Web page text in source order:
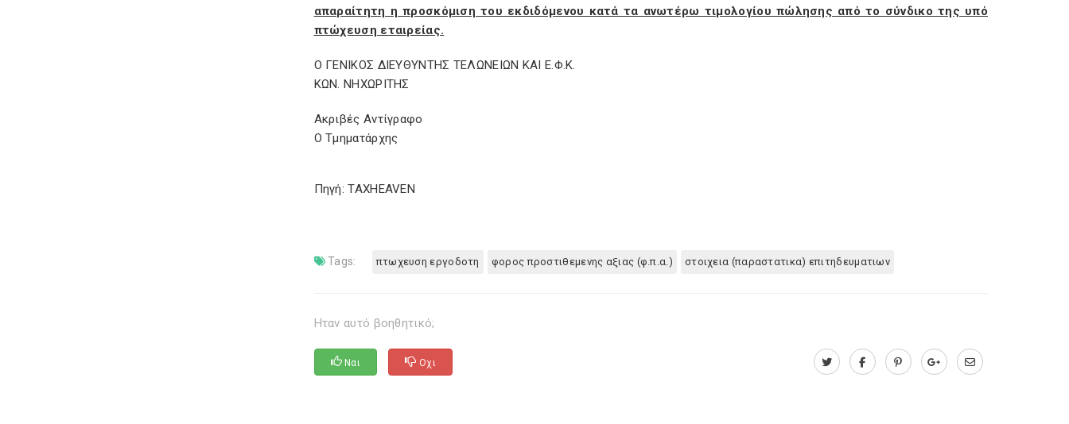
απαραίτητη η προσκόμιση του εκδιδόμενου κατά τα ανωτέρω τιμολογίου πώλησης από το σύνδικο της υπό
πτώχευση εταιρείας.
Ο ΓΕΝΙΚΟΣ ΔΙΕΥΘΥΝΤΗΣ ΤΕΛΩΝΕΙΩΝ ΚΑΙ Ε.Φ.Κ.
ΚΩΝ. ΝΗΧΩΡΙΤΗΣ
Ακριβές Αντίγραφο
Ο Τμηματάρχης
Πηγή: TAXHEAVEN
Tags: πτωχευση εργοδοτη φορος προστιθεμενης αξιας (φ.π.α.) στοιχεια (παραστατικα) επιτηδευματιων
Ηταν αυτό βοηθητικό;
Ναι Οχι